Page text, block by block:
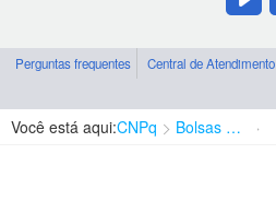
Perguntas frequentes Central de Atendimento
Você está aqui:CNPq Bolsas e Auxílios Vigentes